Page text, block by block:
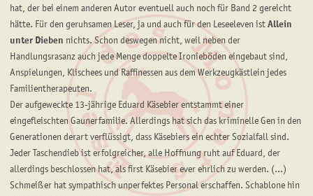
hat, der bei einem anderen Autor eventuell auch noch für Band 2 gereicht
hätte. Für den geruhsamen Leser, ja und auch für den Leseeleven istAllein
unter Dieben nichts. Schon deswegen nicht, weil neben der
Handlungsrasanz auch jede Menge doppelte Ironieböden eingebaut sind,
Anspielungen, Klischees und Raffinessen aus dem Werkzeugkästlein jedes
Familientherapeuten.
Der aufgeweckte 13-jährige Eduard Käsebier entstammt einer
eingefleischten Gaunerfamilie. Allerdings hat sich das kriminelle Gen in den
Generationen derart verflüssigt, dass Käsebiers ein echter Sozialfall sind.
Jeder Taschendieb ist erfolgreicher, alle Hoffnung ruht auf Eduard, der
allerdings beschlossen hat, als first Käsebier ever ehrlich zu werden. (...)
Schmeißer hat sympathisch unperfektes Personal erschaffen. Schablone hin